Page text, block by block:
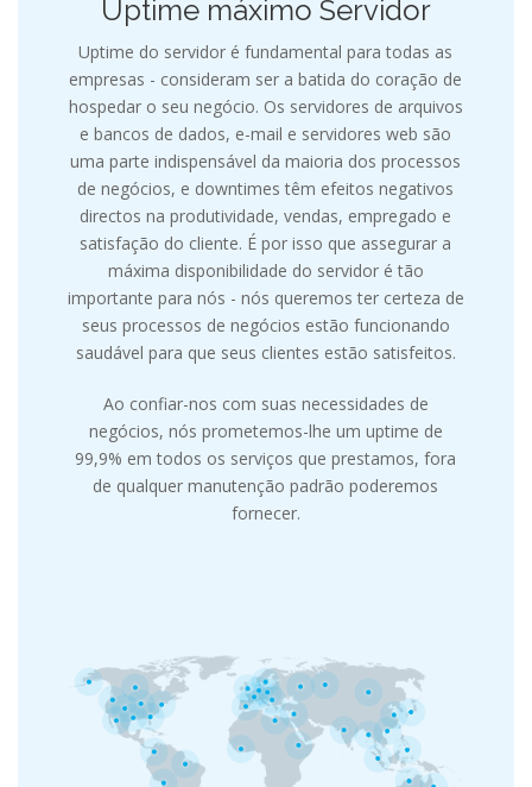
Uptime máximo Servidor
Uptime do servidor é fundamental para todas as
empresas - consideram ser a batida do coração de
hospedar o seu negócio. Os servidores de arquivos
e bancos de dados, e-mail e servidores web são
uma parte indispensável da maioria dos processos
de negócios, e downtimes têm efeitos negativos
directos na produtividade, vendas, empregado e
satisfação do cliente. É por isso que assegurar a
máxima disponibilidade do servidor é tão
importante para nós - nós queremos ter certeza de
seus processos de negócios estão funcionando
saudável para que seus clientes estão satisfeitos.
Ao confiar-nos com suas necessidades de
negócios, nós prometemos-lhe um uptime de
99,9% em todos os serviços que prestamos, fora
de qualquer manutenção padrão poderemos
fornecer.